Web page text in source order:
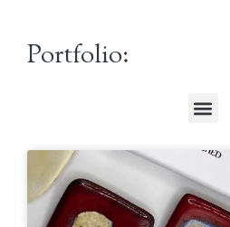
Portfolio: